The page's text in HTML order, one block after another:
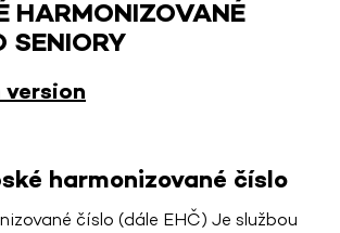
HARMONIZOVANÉ
SENIORY
version
harmonizované číslo
číslo (dále EHČ) Je službou